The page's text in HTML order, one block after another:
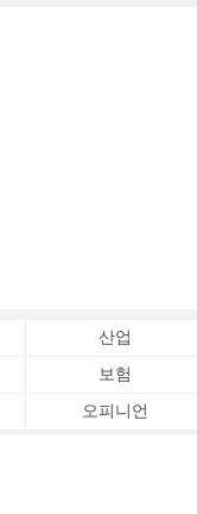
산업
보험
오피니언